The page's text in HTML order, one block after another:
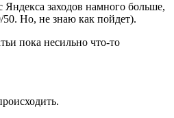
Яндекса заходов намного больше,
50. Но, не знаю как пойдет).
пока несильно что-то